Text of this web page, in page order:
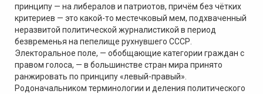
принципу — на либералов и патриотов, причём без чётких
критериев — это какой-то местечковый мем, подхваченный
неразвитой политической журналистикой в период
безвременья на пепелище рухнувшего СССР.
Электоральное поле, — обобщающие категории граждан с
правом голоса, — в большинстве стран мира принято
ранжировать по принципу «левый-правый».
Родоначальником терминологии и деления политического